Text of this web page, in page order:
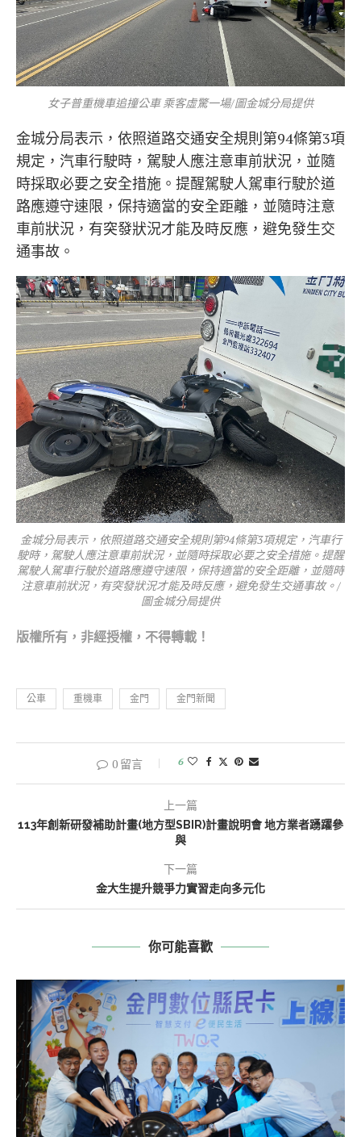
女子普重機車追撞公車 乘客虛驚一場/圖金城分局提供
金城分局表示，依照道路交通安全規則第94條第3項
規定，汽車行駛時，駕駛人應注意車前狀況，並隨
時採取必要之安全措施。提醒駕駛人駕車行駛於道
路應遵守速限，保持適當的安全距離，並隨時注意
車前狀況，有突發狀況才能及時反應，避免發生交
通事故。
金城分局表示，依照道路交通安全規則第94條第3項規定，汽車行
駛時，駕駛人應注意車前狀況，並隨時採取必要之安全措施。提醒
駕駛人駕車行駛於道路應遵守速限，保持適當的安全距離，並隨時
注意車前狀況，有突發狀況才能及時反應，避免發生交通事故。/
圖金城分局提供
版權所有，非經授權，不得轉載！
公車 重機車 金門 金門新聞
0 留言 6
上一篇
113年創新研發補助計畫(地方型SBIR)計畫說明會 地方業者踴躍參
與
下一篇
金大生提升競爭力實習走向多元化
你可能喜歡